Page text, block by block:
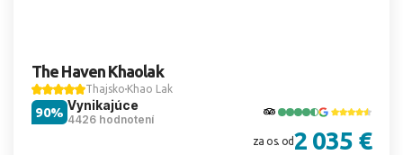
The Haven Khaolak
Thajsko Khao Lak
Vynikajúce
4426 hodnotení
90%
za os. od2 035 €